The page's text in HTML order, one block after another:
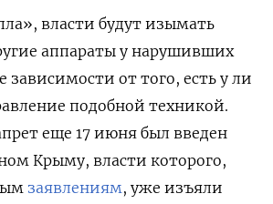
власти будут изымать
аппараты у нарушивших
зависимости от того, есть у ли
подобной техникой.
еще 17 июня был введен
Крыму, власти которого,
заявлениям, уже изъяли